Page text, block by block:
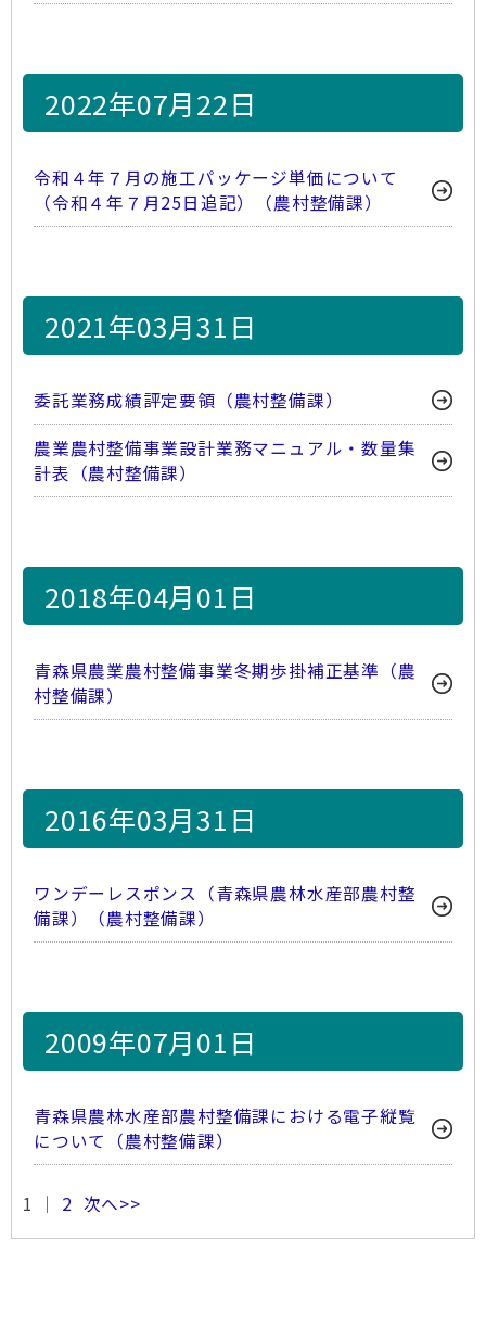
2022年07月22日
令和４年７月の施工パッケージ単価について
（令和４年７月25日追記）（農村整備課）
2021年03月31日
委託業務成績評定要領（農村整備課）
農業農村整備事業設計業務マニュアル・数量集
計表（農村整備課）
2018年04月01日
青森県農業農村整備事業冬期歩掛補正基準（農
村整備課）
2016年03月31日
ワンデーレスポンス（青森県農林水産部農村整
備課）（農村整備課）
2009年07月01日
青森県農林水産部農村整備課における電子縦覧
について（農村整備課）
1 ｜ 2 次へ>>